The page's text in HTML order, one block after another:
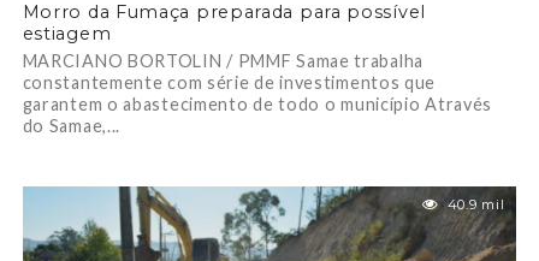
Morro da Fumaça preparada para possível
estiagem
MARCIANO BORTOLIN / PMMF Samae trabalha
constantemente com série de investimentos que
garantem o abastecimento de todo o município Através
do Samae,...
40.9 mil